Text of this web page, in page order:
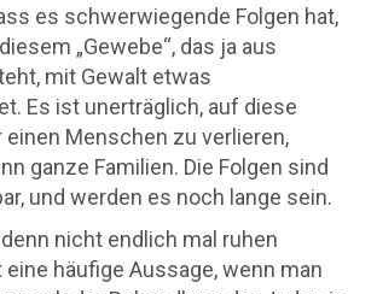
es schwerwiegende Folgen hat,
„Gewebe“, das ja aus
mit Gewalt etwas
Es ist unerträglich, auf diese
einen Menschen zu verlieren,
ganze Familien. Die Folgen sind
und werden es noch lange sein.
denn nicht endlich mal ruhen
eine häufige Aussage, wenn man